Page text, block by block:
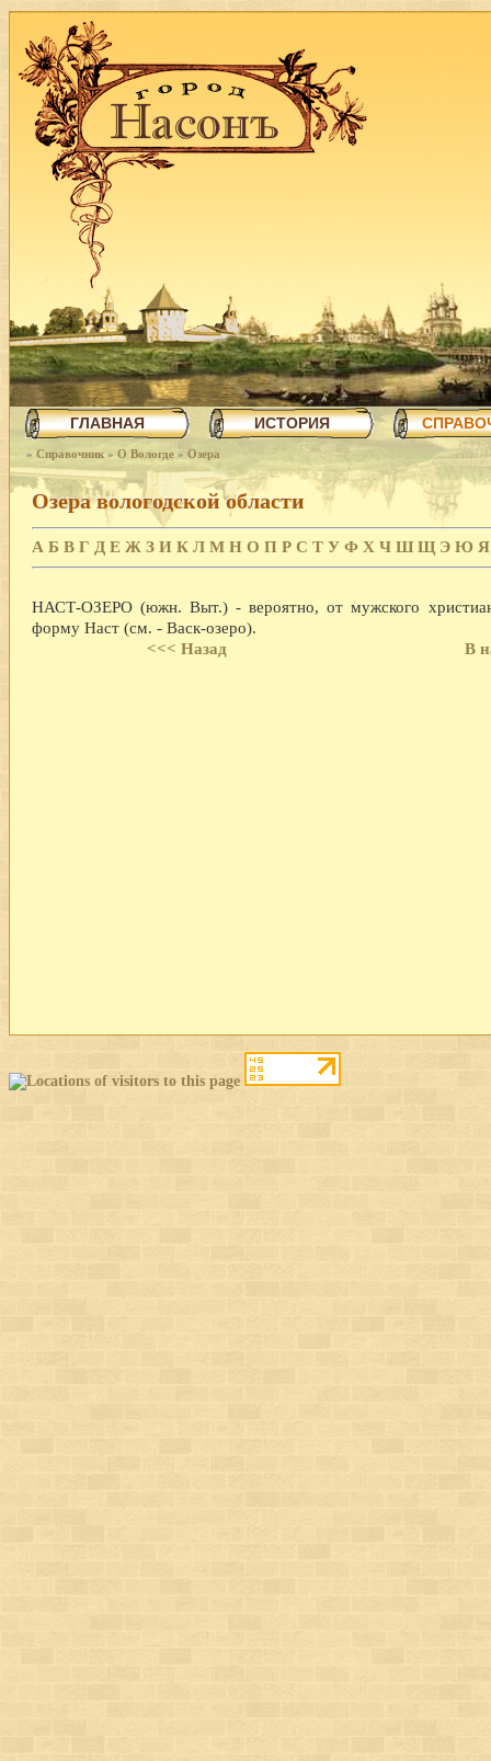
ГЛАВНАЯ ИСТОРИЯ
» Справочник » О Вологде » Озера
Озера вологодской области
А Б В Г Д Е Ж З И К Л М Н О П Р С Т У Ф Х Ч Ш Щ Э Ю Я
НАСТ-ОЗЕРО (южн. Выт.) - вероятно, от мужского
форму Наст (см. - Васк-озеро).
<<< Назад
В